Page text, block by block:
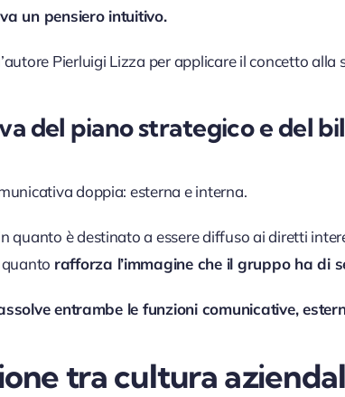
un pensiero intuitivo.
Pierluigi Lizza per applicare il concetto alla
del piano strategico e del
doppia: esterna e interna.
quanto è destinato a essere diffuso ai diretti
rafforza l’immagine che il gruppo ha di
entrambe le funzioni comunicative,
tra cultura